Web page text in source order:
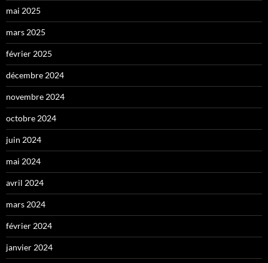
mai 2025
mars 2025
février 2025
décembre 2024
novembre 2024
octobre 2024
juin 2024
mai 2024
avril 2024
mars 2024
février 2024
janvier 2024